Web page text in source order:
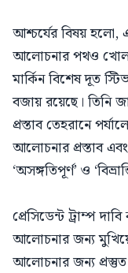
আশ্চর্যের বিষয়
আলোচনার পথও খোলা
মার্কিন বিশেষ দূত
বজায় রয়েছে। তিনি
প্রস্তাব তেহরানে
আলোচনার প্রস্তাব
‘অসঙ্গতিপূর্ণ’ ও
প্রেসিডেন্ট ট্রাম্প
আলোচনার জন্য
আলোচনার জন্য